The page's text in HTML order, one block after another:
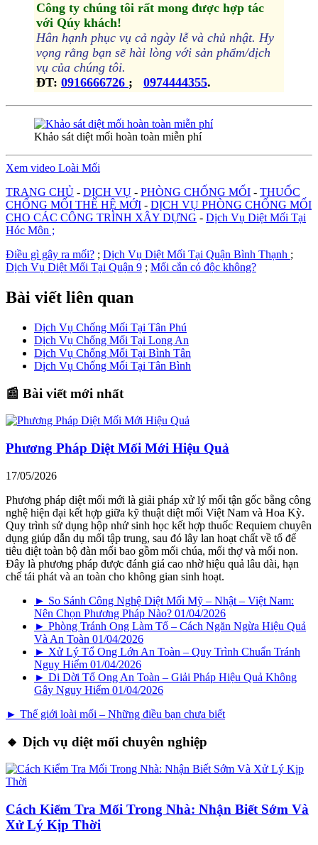
Công ty chúng tôi rất mong được hợp tác
với Qúy khách!
Hân hạnh phục vụ cả ngày lễ và chủ nhật. Hy
vọng rằng bạn sẽ hài lòng với sản phẩm/dịch
vụ của chúng tôi.
ĐT: 0916666726 ; 0974444355.
Khảo sát diệt mối hoàn toàn miễn phí
Xem video Loài Mối
TRANG CHỦ - DỊCH VỤ - PHÒNG CHỐNG MỐI - THUỐC
CHỐNG MỐI THẾ HỆ MỚI - DỊCH VỤ PHÒNG CHỐNG MỐI
CHO CÁC CÔNG TRÌNH XÂY DỰNG - Dịch Vụ Diệt Mối Tại
Hóc Môn ;
Điều gì gây ra mối? ; Dịch Vụ Diệt Mối Tại Quận Bình Thạnh ;
Dịch Vụ Diệt Mối Tại Quận 9 ; Mối cắn có độc không?
Bài viết liên quan
Dịch Vụ Chống Mối Tại Tân Phú
Dịch Vụ Chống Mối Tại Long An
Dịch Vụ Chống Mối Tại Bình Tân
Dịch Vụ Chống Mối Tại Tân Bình
📰 Bài viết mới nhất
Phương Pháp Diệt Mối Mới Hiệu Quả
17/05/2026
Phương pháp diệt mối mới là giải pháp xử lý mối tận gốc bằng công
nghệ hiện đại kết hợp giữa kỹ thuật diệt mối Việt Nam và Hoa Kỳ.
Quy trình sử dụng hộp nhử sinh học kết hợp thuốc Requiem chuyên
dụng giúp dẫn dụ mối tập trung, sau đó lây lan hoạt chất về tổ để
tiêu diệt toàn bộ đàn mối bao gồm mối chúa, mối thợ và mối non.
Đây là phương pháp được đánh giá cao nhờ hiệu quả lâu dài, hạn
chế tái phát và an toàn cho không gian sinh hoạt.
► So Sánh Công Nghệ Diệt Mối Mỹ – Nhật – Việt Nam:
Nên Chọn Phương Pháp Nào? 01/04/2026
► Phòng Tránh Ong Làm Tổ – Cách Ngăn Ngừa Hiệu Quả
Và An Toàn 01/04/2026
► Xử Lý Tổ Ong Lớn An Toàn – Quy Trình Chuẩn Tránh
Nguy Hiểm 01/04/2026
► Di Dời Tổ Ong An Toàn – Giải Pháp Hiệu Quả Không
Gây Nguy Hiểm 01/04/2026
► Thế giới loài mối – Những điều bạn chưa biết
🔸 Dịch vụ diệt mối chuyên nghiệp
Cách Kiểm Tra Mối Trong Nhà: Nhận Biết Sớm Và
Xử Lý Kịp Thời